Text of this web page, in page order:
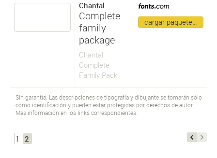
Chantal
Complete
family
package
Chantal
Complete
Family Pack
cargar paquete…
Sin garantía. Las descripciones de tipografía y dibujante se tomarán sólo
como identificación y pueden estar protegidas por derechos de autor.
Más información en los links correspondientes.
1 2